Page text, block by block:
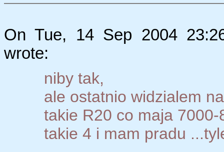
On Tue, 14 Sep 2004
wrote:
niby tak,
ale ostatnio widzialem
takie R20 co maja
takie 4 i mam pradu